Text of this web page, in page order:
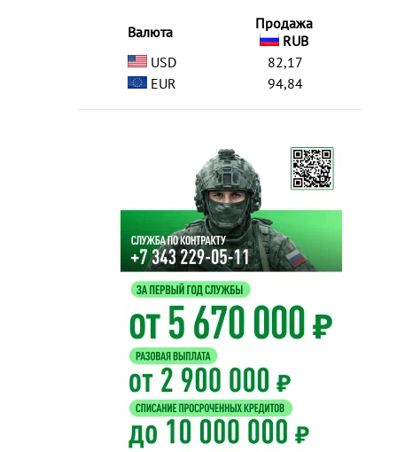
Валюта
Продажа
RUB
USD
82,17
EUR
94,84